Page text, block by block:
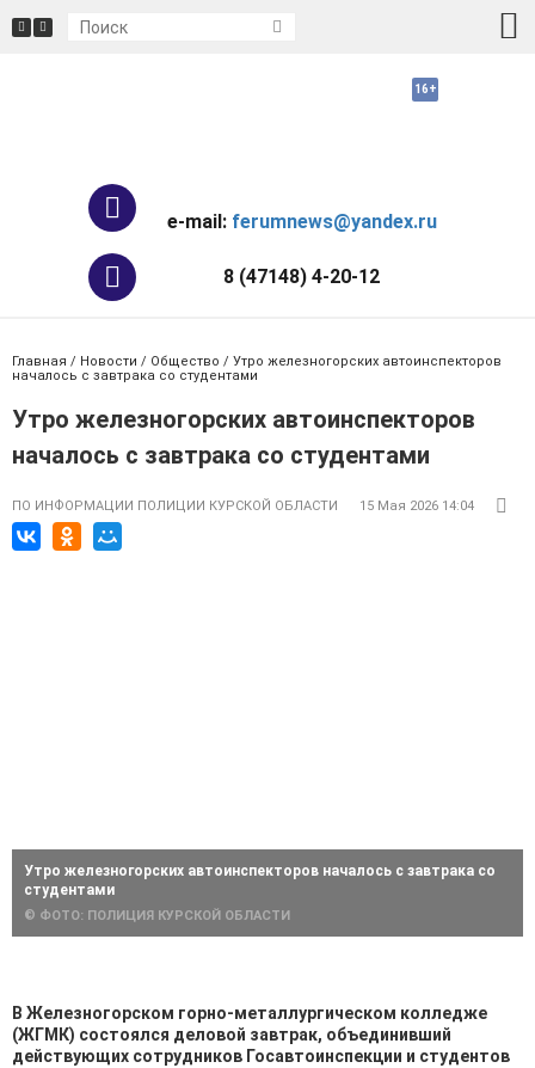
e-mail: ferumnews@yandex.ru
8 (47148) 4-20-12
Главная / Новости / Общество / Утро железногорских автоинспекторов
началось с завтрака со студентами
Утро железногорских автоинспекторов
началось с завтрака со студентами
ПО ИНФОРМАЦИИ ПОЛИЦИИ КУРСКОЙ ОБЛАСТИ 15 Мая 2026 14:04
Утро железногорских автоинспекторов началось с завтрака со
студентами
© ФОТО: ПОЛИЦИЯ КУРСКОЙ ОБЛАСТИ
В Железногорском горно‑металлургическом колледже
(ЖГМК) состоялся деловой завтрак, объединивший
действующих сотрудников Госавтоинспекции и студентов